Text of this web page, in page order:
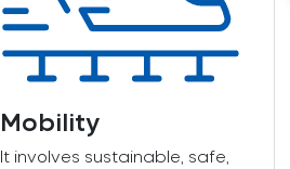
Mobility
It involves sustainable, safe,